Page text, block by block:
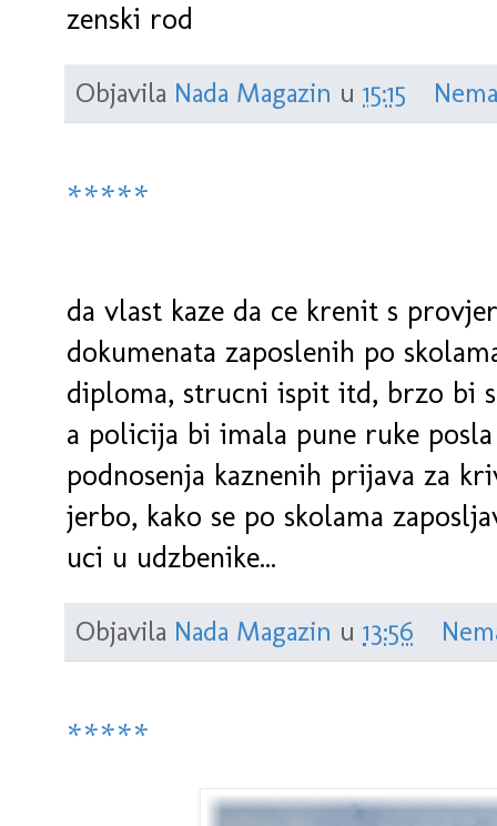
zenski rod
Objavila Nada Magazin u 15:15
*****
da vlast kaze da ce krenit s
dokumenata zaposlenih po
diploma, strucni ispit itd, brzo bi
a policija bi imala pune ruke
podnosenja kaznenih prijava za
jerbo, kako se po skolama
uci u udzbenike...
Objavila Nada Magazin u 13:56
*****